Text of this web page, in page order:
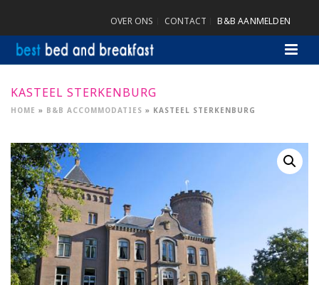
OVER ONS CONTACT B&B AANMELDEN
KASTEEL STERKENBURG
HOME » B&B ACCOMMODATIES » KASTEEL STERKENBURG